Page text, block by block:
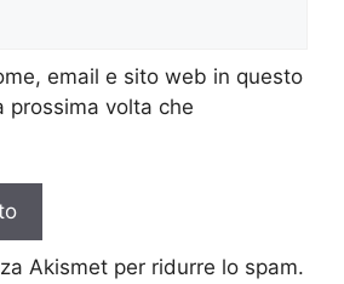
email e sito web in questo
prossima volta che
Akismet per ridurre lo spam.